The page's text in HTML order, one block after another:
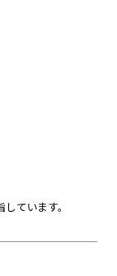
しています。